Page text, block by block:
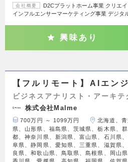
会社概要
D2Cプラットホーム事業 クリエ
インフルエンサーマーケティング事業 デジタ
興味あり
【フルリモート】AIエン
ビジネスアナリスト・アーキテ
株式会社Malme
700万円 ～ 1099万円
北海道、
県、山形県、福島県、茨城県、栃木県、
都、神奈川県、新潟県、富山県、石川県
阜県、静岡県、愛知県、三重県、滋賀県
良県、和歌山県、鳥取県、島根県、岡山